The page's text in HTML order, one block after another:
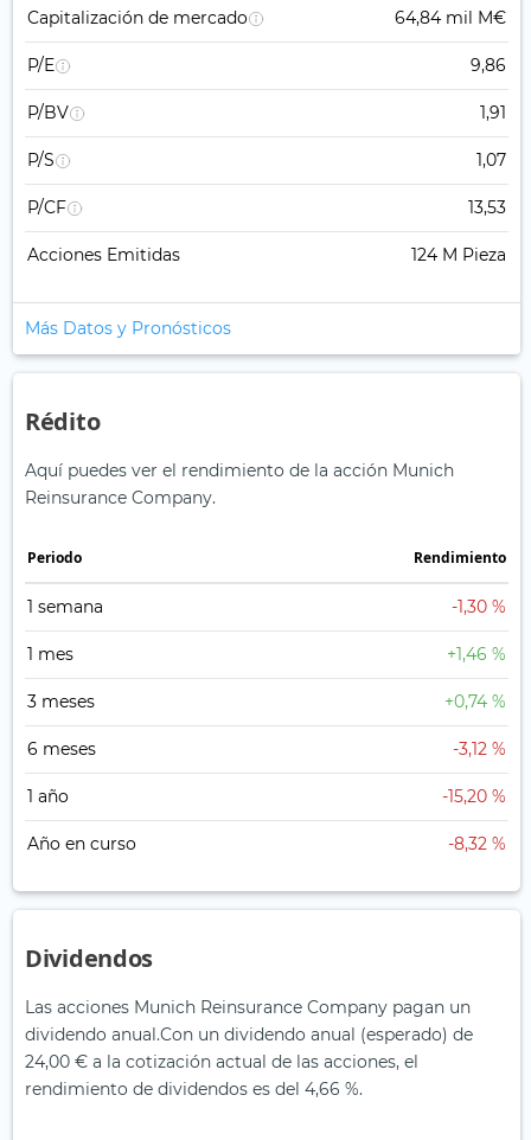
Capitalización de mercado 64,84 mil M€
P/E 9,86
P/BV 1,91
P/S 1,07
P/CF 13,53
Acciones Emitidas 124 M Pieza
Más Datos y Pronósticos
Rédito
Aquí puedes ver el rendimiento de la acción Munich
Reinsurance Company.
Periodo Rendimiento
1 semana -1,30 %
1 mes +1,46 %
3 meses +0,74 %
6 meses -3,12 %
1 año -15,20 %
Año en curso -8,32 %
Dividendos
Las acciones Munich Reinsurance Company pagan un
dividendo anual.Con un dividendo anual (esperado) de
24,00 € a la cotización actual de las acciones, el
rendimiento de dividendos es del 4,66 %.